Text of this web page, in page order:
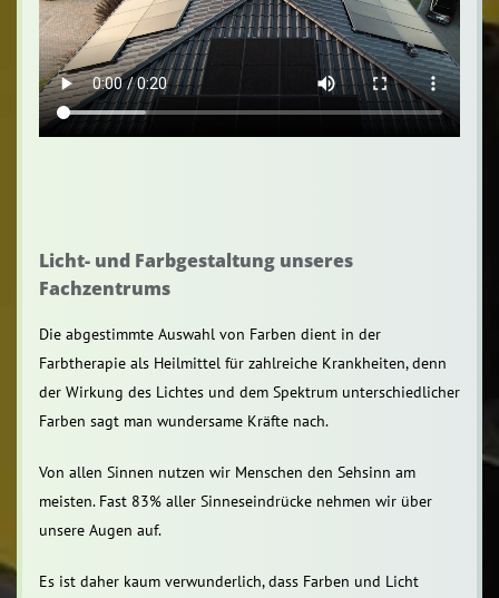
Licht- und Farbgestaltung unseres
Fachzentrums
Die abgestimmte Auswahl von Farben dient in der
Farbtherapie als Heilmittel für zahlreiche Krankheiten, denn
der Wirkung des Lichtes und dem Spektrum unterschiedlicher
Farben sagt man wundersame Kräfte nach.
Von allen Sinnen nutzen wir Menschen den Sehsinn am
meisten. Fast 83% aller Sinneseindrücke nehmen wir über
unsere Augen auf.
Es ist daher kaum verwunderlich, dass Farben und Licht